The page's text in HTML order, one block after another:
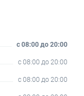
c 08:00 до 20:00
c 08:00 до 20:00
c 08:00 до 20:00